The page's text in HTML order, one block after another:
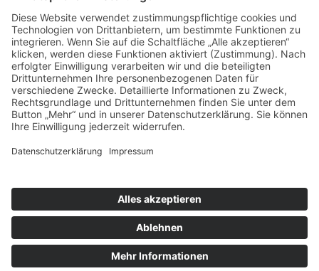
nach oben
Impressum|Datenschutz
Ihnen gefällt, was Sie lesen?
Dann teilen Sie es mit anderen!
X